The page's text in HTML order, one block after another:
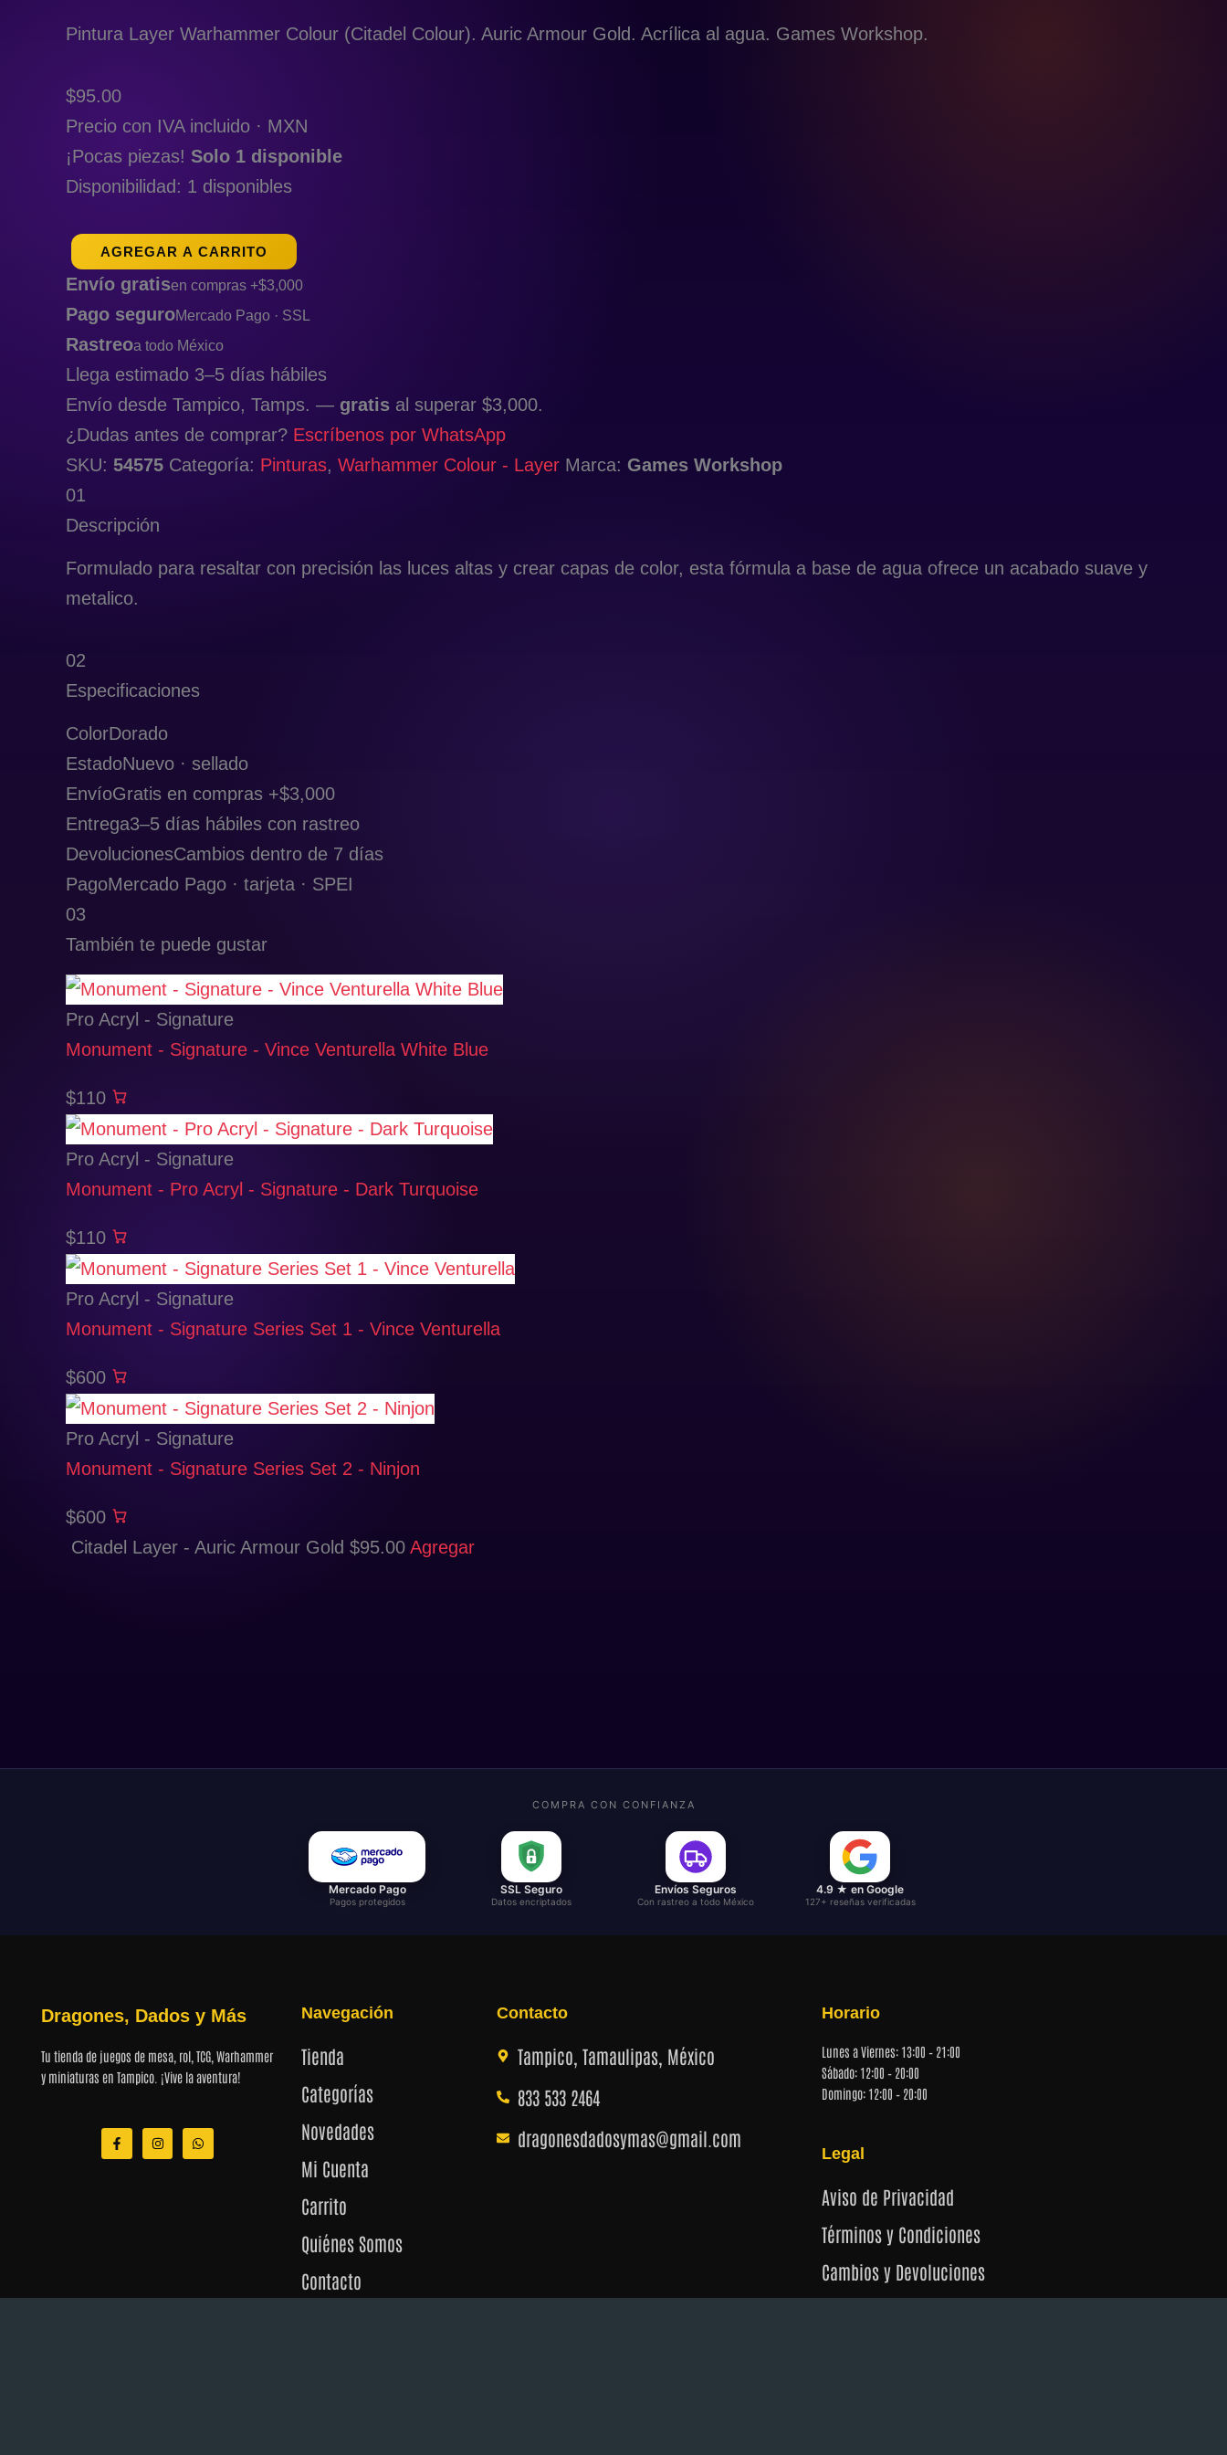
Pintura Layer Warhammer Colour (Citadel Colour). Auric Armour Gold. Acrílica al agua. Games Workshop.
$95.00
Precio con IVA incluido · MXN
¡Pocas piezas! Solo 1 disponible
Disponibilidad: 1 disponibles
AGREGAR A CARRITO
Envío gratisen compras +$3,000
Pago seguroMercado Pago · SSL
Rastreoa todo México
Llega estimado 3–5 días hábiles
Envío desde Tampico, Tamps. — gratis al superar $3,000.
¿Dudas antes de comprar? Escríbenos por WhatsApp
SKU: 54575 Categoría: Pinturas, Warhammer Colour - Layer Marca: Games Workshop
01
Descripción
Formulado para resaltar con precisión las luces altas y crear capas de color, esta fórmula a base de agua ofrece un acabado suave y
metalico.
02
Especificaciones
ColorDorado
EstadoNuevo · sellado
EnvíoGratis en compras +$3,000
Entrega3–5 días hábiles con rastreo
DevolucionesCambios dentro de 7 días
PagoMercado Pago · tarjeta · SPEI
03
También te puede gustar
Pro Acryl - Signature
Monument - Signature - Vince Venturella White Blue
$110
Pro Acryl - Signature
Monument - Pro Acryl - Signature - Dark Turquoise
$110
Pro Acryl - Signature
Monument - Signature Series Set 1 - Vince Venturella
$600
Pro Acryl - Signature
Monument - Signature Series Set 2 - Ninjon
$600
Citadel Layer - Auric Armour Gold $95.00 Agregar
COMPRA CON CONFIANZA
Mercado Pago
Pagos protegidos
SSL Seguro
Datos encriptados
Envíos Seguros
Con rastreo a todo México
4.9 ★ en Google
127+ reseñas verificadas
Dragones, Dados y Más
Tu tienda de juegos de mesa, rol, TCG, Warhammer
y miniaturas en Tampico. ¡Vive la aventura!
a
c
n
s
h
a
Navegación
Tienda
Categorías
Novedades
Mi Cuenta
Carrito
Quiénes Somos
Contacto
Contacto
Tampico, Tamaulipas, México
833 533 2464
dragonesdadosymas@gmail.com
Horario
Lunes a Viernes: 13:00 – 21:00
Sábado: 12:00 – 20:00
Domingo: 12:00 – 20:00
Legal
Aviso de Privacidad
Términos y Condiciones
Cambios y Devoluciones